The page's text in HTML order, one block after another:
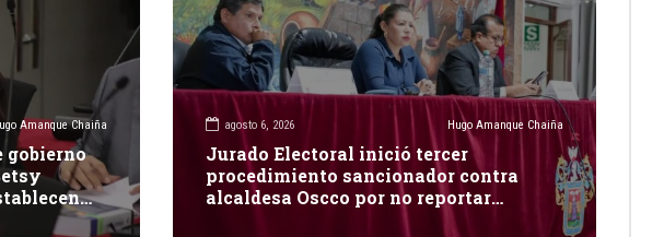
Amanque Chaiña
gobierno
agosto 6, 2026 Hugo Amanque Chaiña
Jurado Electoral inició tercer
procedimiento sancionador contra
alcaldesa Oscco por no reportar